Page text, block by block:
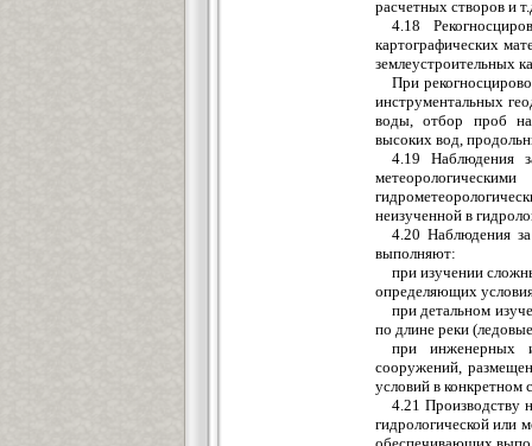
расчетных створов и
4.18
картографических
землеустроительных
При
инструментальных
воды, отбор проб на
высоких вод,
4.19 Наблюдения
неизученной в
4.20 Наблюдения
выполняют:
при изучении
определяющих
при детальном
по длине реки
при инженерных
сооружений,
условий в конкретном
4.21 Производству
гидрологической или